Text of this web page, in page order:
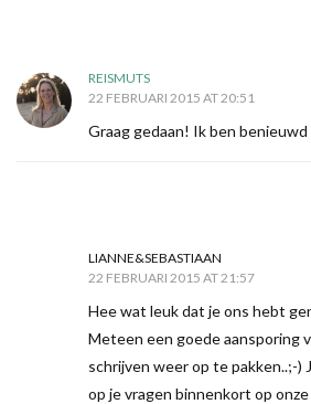
REISMUTS
22 FEBRUARI 2015 AT 20:51
Graag gedaan! Ik ben
LIANNE&SEBASTIAAN
22 FEBRUARI 2015 AT 21:57
Hee wat leuk dat je ons hebt
Meteen een goede aansporing
schrijven weer op te pakken..;-)
op je vragen binnenkort op